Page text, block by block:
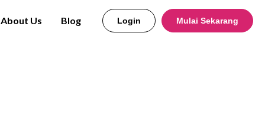
About Us Blog Login Mulai Sekarang